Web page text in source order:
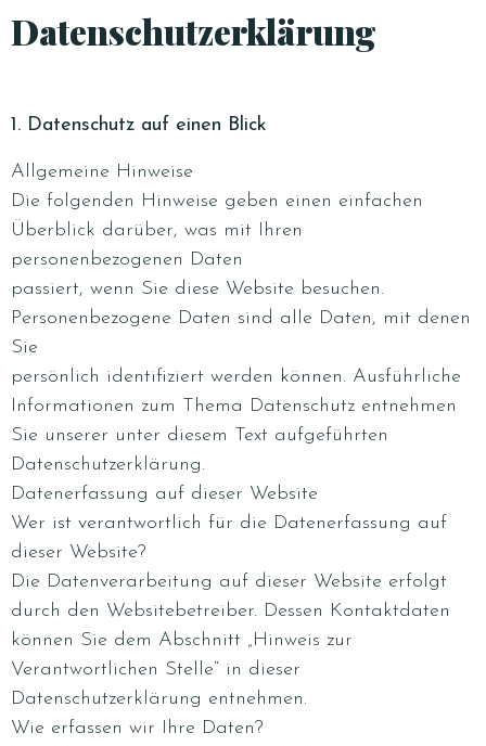
Datenschutzerklärung
1. Datenschutz auf einen Blick
Allgemeine Hinweise
Die folgenden Hinweise geben einen einfachen
Überblick darüber, was mit Ihren
personenbezogenen Daten
passiert, wenn Sie diese Website besuchen.
Personenbezogene Daten sind alle Daten, mit denen
Sie
persönlich identifiziert werden können. Ausführliche
Informationen zum Thema Datenschutz entnehmen
Sie unserer unter diesem Text aufgeführten
Datenschutzerklärung.
Datenerfassung auf dieser Website
Wer ist verantwortlich für die Datenerfassung auf
dieser Website?
Die Datenverarbeitung auf dieser Website erfolgt
durch den Websitebetreiber. Dessen Kontaktdaten
können Sie dem Abschnitt „Hinweis zur
Verantwortlichen Stelle“ in dieser
Datenschutzerklärung entnehmen.
Wie erfassen wir Ihre Daten?